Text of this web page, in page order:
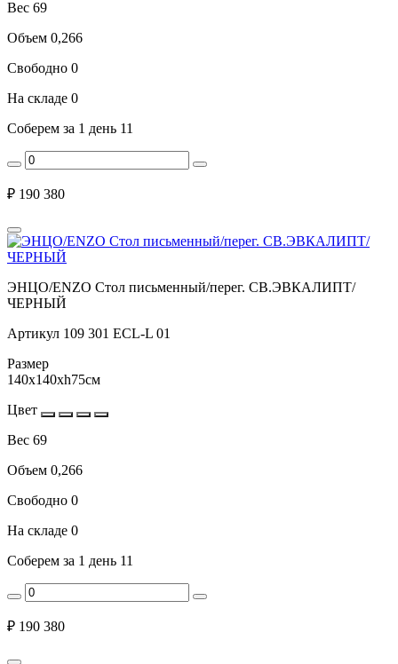
Вес 69
Объем 0,266
Свободно 0
На складе 0
Соберем за 1 день 11
₽ 190 380
ЭНЦО/ENZO Стол письменный/перег. СВ.ЭВКАЛИПТ/
ЧЕРНЫЙ
Артикул 109 301 ECL-L 01
Размер
140x140xh75см
Цвет
Вес 69
Объем 0,266
Свободно 0
На складе 0
Соберем за 1 день 11
₽ 190 380